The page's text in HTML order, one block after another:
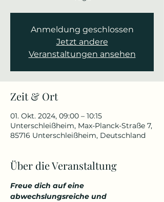
Anmeldung geschlossen
Jetzt andere
Veranstaltungen ansehen
Zeit & Ort
01. Okt. 2024, 09:00 – 10:15
Unterschleißheim, Max-Planck-Straße 7,
85716 Unterschleißheim, Deutschland
Über die Veranstaltung
Freue dich auf eine
abwechslungsreiche und